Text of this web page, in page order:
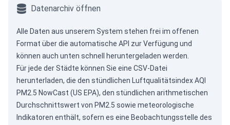
Datenarchiv öffnen
Alle Daten aus unserem System stehen frei im offenen
Format über die automatische API zur Verfügung und
können auch unten schnell heruntergeladen werden.
Für jede der Städte können Sie eine CSV-Datei
herunterladen, die den stündlichen Luftqualitätsindex AQI
PM2.5 NowCast (US EPA), den stündlichen arithmetischen
Durchschnittswert von PM2.5 sowie meteorologische
Indikatoren enthält, sofern es eine Beobachtungsstelle des